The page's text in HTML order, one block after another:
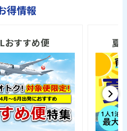
ません。
より、予約画面でマイクーポンをご
約成立後に利用することはできませ
利用されなかった場合、もしくはで
る場合でも別途マイクーポン分の割
で、あらかじめご了承ください。
人数変更など）はできません。取り
得情報
おすすめ便 夏